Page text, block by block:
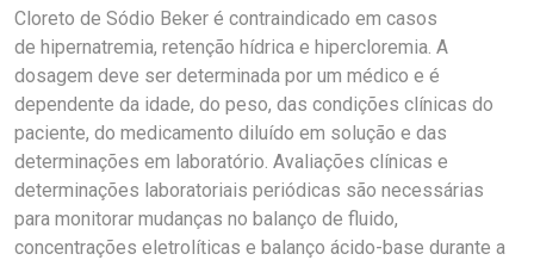
Cloreto de Sódio Beker é contraindicado em casos
de hipernatremia, retenção hídrica e hipercloremia. A
dosagem deve ser determinada por um médico e é
dependente da idade, do peso, das condições clínicas do
paciente, do medicamento diluído em solução e das
determinações em laboratório. Avaliações clínicas e
determinações laboratoriais periódicas são necessárias
para monitorar mudanças no balanço de fluido,
concentrações eletrolíticas e balanço ácido-base durante a